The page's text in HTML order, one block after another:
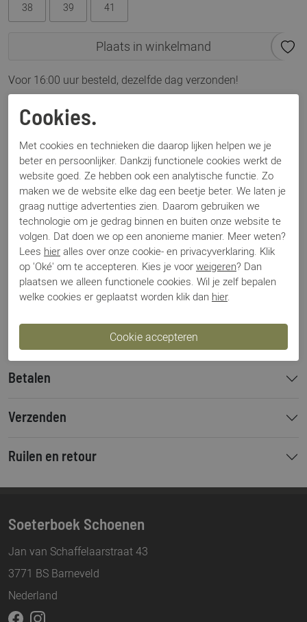
38 39 41
Plaats in winkelmand
Voor 16:00 uur besteld, dezelfde dag verzonden!
Omschrijving
Specificaties
Merk
DWRS Label
Artikelnummer
Portland
Los voetbed
Nee
Categorie
Laarzen
Kleur
Zwart
Materiaal
Suede
Hakhoogte
6 cm
Betalen
Verzenden
Ruilen en retour
Soeterboek Schoenen
Jan van Schaffelaarstraat 43
3771 BS Barneveld
Nederland
Cookies.
Met cookies en technieken die daarop lijken helpen we je
beter en persoonlijker. Dankzij functionele cookies werkt de
website goed. Ze hebben ook een analytische functie. Zo
maken we de website elke dag een beetje beter. We laten je
graag nuttige advertenties zien. Daarom gebruiken we
technologie om je gedrag binnen en buiten onze website te
volgen. Dat doen we op een anonieme manier. Meer weten?
Lees hier alles over onze cookie- en privacyverklaring. Klik
op 'Oké' om te accepteren. Kies je voor weigeren? Dan
plaatsen we alleen functionele cookies. Wil je zelf bepalen
welke cookies er geplaatst worden klik dan hier.